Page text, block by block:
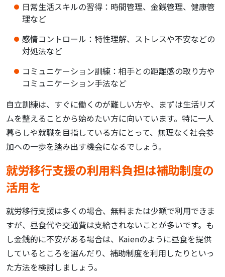
日常生活スキルの習得：時間管理、金銭管理、健康管
理など
感情コントロール：特性理解、ストレスや不安などの
対処法など
コミュニケーション訓練：相手との距離感の取り方や
コミュニケーション手法など
自立訓練は、すぐに働くのが難しい方や、まずは生活リズ
ムを整えることから始めたい方に向いています。特に一人
暮らしや就職を目指している方にとって、無理なく社会参
加への一歩を踏み出す機会になるでしょう。
就労移行支援の利用料負担は補助制度の
活用を
就労移行支援は多くの場合、無料または少額で利用できま
すが、昼食代や交通費は支給されないことが多いです。も
し金銭的に不安がある場合は、Kaienのように昼食を提供
しているところを選んだり、補助制度を利用したりといっ
た方法を検討しましょう。